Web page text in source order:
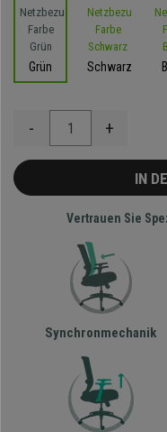
Grün Schwarz
- +
IN
Vertrauen Sie
Synchronmechanik